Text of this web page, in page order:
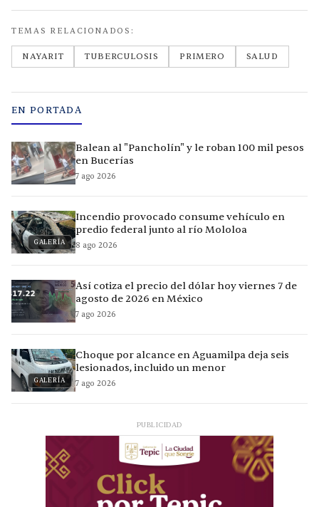
TEMAS RELACIONADOS:
NAYARIT TUBERCULOSIS PRIMERO SALUD
EN PORTADA
Balean al "Pancholín" y le roban 100 mil pesos
en Bucerías
7 ago 2026
GALERÍA
Incendio provocado consume vehículo en
predio federal junto al río Mololoa
8 ago 2026
Así cotiza el precio del dólar hoy viernes 7 de
agosto de 2026 en México
7 ago 2026
GALERÍA
Choque por alcance en Aguamilpa deja seis
lesionados, incluido un menor
7 ago 2026
PUBLICIDAD